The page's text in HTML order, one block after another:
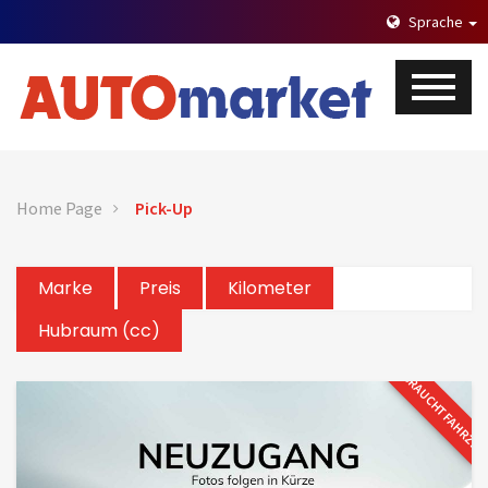
Sprache
Home Page Pick-Up
Marke Preis
Kilometer
Hubraum (cc)